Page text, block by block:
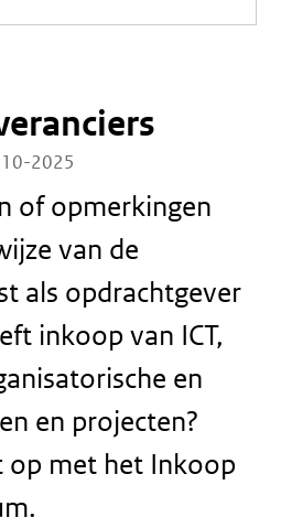
2025
of opmerkingen
van de
als opdrachtgever
inkoop van ICT,
en
en projecten?
op met het Inkoop